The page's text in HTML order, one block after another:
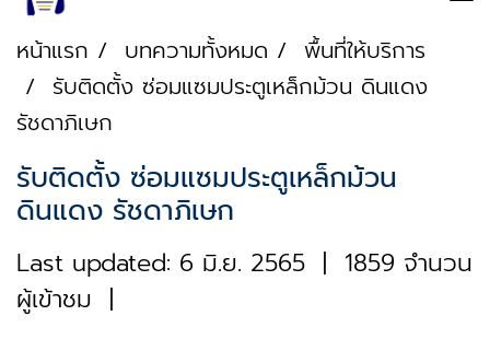
หน้าแรก บทความทั้งหมด
พื้นที่ให้บริการ
รับติดตั้ง ซ่อมแซมประตูเหล็กม้วน ดินแดง
รัชดาภิเษก
รับติดตั้ง ซ่อมแซมประตูเหล็กม้วน
ดินแดง รัชดาภิเษก
Last updated: 6 มิ.ย. 2565 | 1859 จำนวน
ผู้เข้าชม |